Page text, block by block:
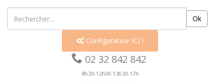
Ok
 Configurateur ICI !
 02 32 842 842
8h30-12h00 13h30-17h